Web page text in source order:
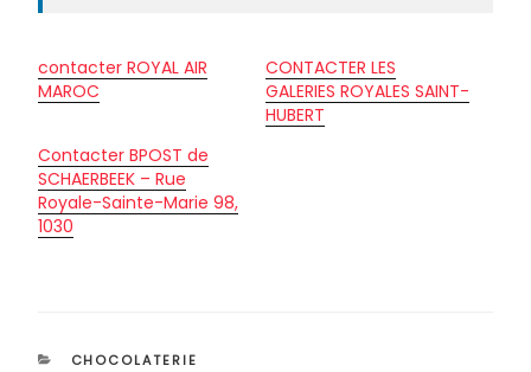
contacter ROYAL AIR
MAROC
CONTACTER LES
GALERIES ROYALES SAINT-
HUBERT
Contacter BPOST de
SCHAERBEEK – Rue
Royale-Sainte-Marie 98,
1030
CATÉGORIES
CHOCOLATERIE